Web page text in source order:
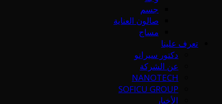
جسم
صالون العناية
مساج
تعرف علينا
دكتور سيرانو
عن الشركة
NANOTECH
SOFICU GROUP
الأخبار